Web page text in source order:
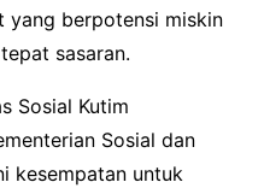
yang berpotensi miskin
sasaran.
Sosial Kutim
Sosial dan
kesempatan untuk